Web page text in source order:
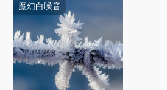
魔幻白噪音